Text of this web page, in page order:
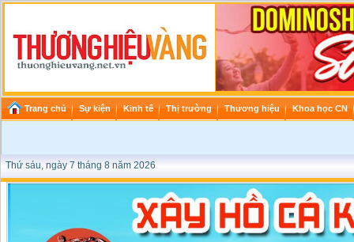
Trang chủ Sự kiện Kinh tế Thị trường Thương hiệu Khoa học CN
Thứ sáu, ngày 7 tháng 8 năm 2026